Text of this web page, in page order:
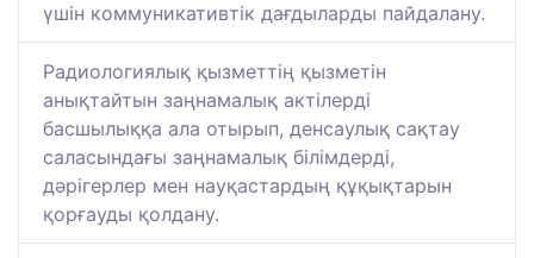
үшін коммуникативтік дағдыларды пайдалану.
Радиологиялық қызметтің қызметін
анықтайтын заңнамалық актілерді
басшылыққа ала отырып, денсаулық сақтау
саласындағы заңнамалық білімдерді,
дәрігерлер мен науқастардың құқықтарын
қорғауды қолдану.